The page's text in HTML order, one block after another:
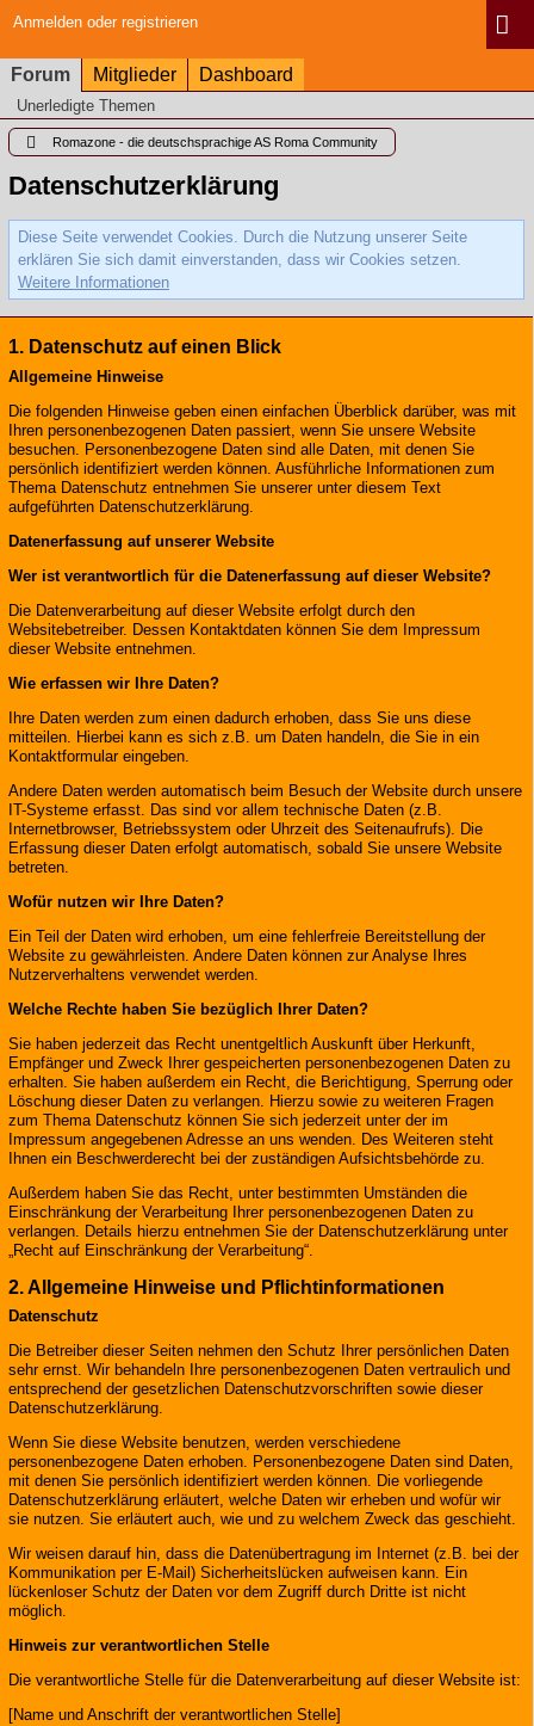
Anmelden oder registrieren
Forum Mitglieder Dashboard
Unerledigte Themen
Romazone - die deutschsprachige AS Roma Community
Datenschutzerklärung
Diese Seite verwendet Cookies. Durch die Nutzung unserer Seite
erklären Sie sich damit einverstanden, dass wir Cookies setzen.
Weitere Informationen
1. Datenschutz auf einen Blick
Allgemeine Hinweise
Die folgenden Hinweise geben einen einfachen Überblick darüber, was mit
Ihren personenbezogenen Daten passiert, wenn Sie unsere Website
besuchen. Personenbezogene Daten sind alle Daten, mit denen Sie
persönlich identifiziert werden können. Ausführliche Informationen zum
Thema Datenschutz entnehmen Sie unserer unter diesem Text
aufgeführten Datenschutzerklärung.
Datenerfassung auf unserer Website
Wer ist verantwortlich für die Datenerfassung auf dieser Website?
Die Datenverarbeitung auf dieser Website erfolgt durch den
Websitebetreiber. Dessen Kontaktdaten können Sie dem Impressum
dieser Website entnehmen.
Wie erfassen wir Ihre Daten?
Ihre Daten werden zum einen dadurch erhoben, dass Sie uns diese
mitteilen. Hierbei kann es sich z.B. um Daten handeln, die Sie in ein
Kontaktformular eingeben.
Andere Daten werden automatisch beim Besuch der Website durch unsere
IT-Systeme erfasst. Das sind vor allem technische Daten (z.B.
Internetbrowser, Betriebssystem oder Uhrzeit des Seitenaufrufs). Die
Erfassung dieser Daten erfolgt automatisch, sobald Sie unsere Website
betreten.
Wofür nutzen wir Ihre Daten?
Ein Teil der Daten wird erhoben, um eine fehlerfreie Bereitstellung der
Website zu gewährleisten. Andere Daten können zur Analyse Ihres
Nutzerverhaltens verwendet werden.
Welche Rechte haben Sie bezüglich Ihrer Daten?
Sie haben jederzeit das Recht unentgeltlich Auskunft über Herkunft,
Empfänger und Zweck Ihrer gespeicherten personenbezogenen Daten zu
erhalten. Sie haben außerdem ein Recht, die Berichtigung, Sperrung oder
Löschung dieser Daten zu verlangen. Hierzu sowie zu weiteren Fragen
zum Thema Datenschutz können Sie sich jederzeit unter der im
Impressum angegebenen Adresse an uns wenden. Des Weiteren steht
Ihnen ein Beschwerderecht bei der zuständigen Aufsichtsbehörde zu.
Außerdem haben Sie das Recht, unter bestimmten Umständen die
Einschränkung der Verarbeitung Ihrer personenbezogenen Daten zu
verlangen. Details hierzu entnehmen Sie der Datenschutzerklärung unter
„Recht auf Einschränkung der Verarbeitung“.
2. Allgemeine Hinweise und Pflichtinformationen
Datenschutz
Die Betreiber dieser Seiten nehmen den Schutz Ihrer persönlichen Daten
sehr ernst. Wir behandeln Ihre personenbezogenen Daten vertraulich und
entsprechend der gesetzlichen Datenschutzvorschriften sowie dieser
Datenschutzerklärung.
Wenn Sie diese Website benutzen, werden verschiedene
personenbezogene Daten erhoben. Personenbezogene Daten sind Daten,
mit denen Sie persönlich identifiziert werden können. Die vorliegende
Datenschutzerklärung erläutert, welche Daten wir erheben und wofür wir
sie nutzen. Sie erläutert auch, wie und zu welchem Zweck das geschieht.
Wir weisen darauf hin, dass die Datenübertragung im Internet (z.B. bei der
Kommunikation per E-Mail) Sicherheitslücken aufweisen kann. Ein
lückenloser Schutz der Daten vor dem Zugriff durch Dritte ist nicht
möglich.
Hinweis zur verantwortlichen Stelle
Die verantwortliche Stelle für die Datenverarbeitung auf dieser Website ist:
[Name und Anschrift der verantwortlichen Stelle]